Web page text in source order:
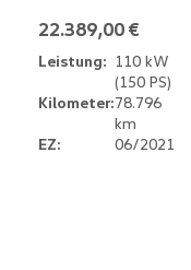
22.389,00 €
Leistung: 110 kW
(150 PS)
Kilometer:78.796
km
EZ:
06/2021